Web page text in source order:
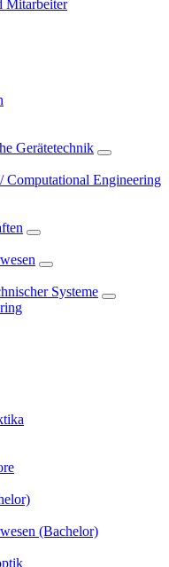
Mitarbeiter
Gerätetechnik
Computational Engineering
Systeme
(Bachelor)